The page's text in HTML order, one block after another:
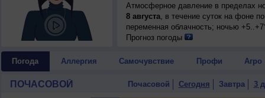
Атмосферное давление в пределах
8 августа, в течение суток на фоне
переменная облачность; ночью
умеренный.
Прогноз погоды
Погода Аллергия Самочувствие Профи Агро
ПОЧАСОВОЙ Почасовой Сегодня Завтра 3